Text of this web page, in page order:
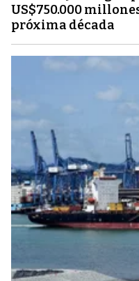
US$750.000
próxima década